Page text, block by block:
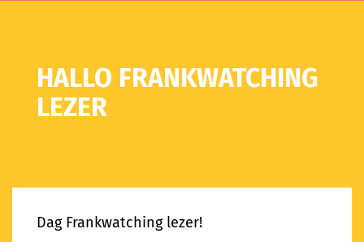
HALLO FRANKWATCHING
LEZER
Dag Frankwatching lezer!